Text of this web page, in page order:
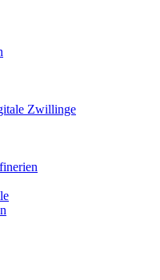
Zwillinge